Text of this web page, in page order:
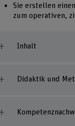
Sie erstellen
zum operativen,
Inhalt
Didaktik und